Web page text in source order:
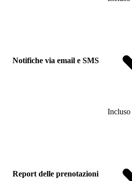
Notifiche via email e SMS
Incluso
Report delle prenotazioni